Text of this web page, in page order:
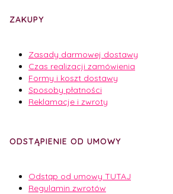
ZAKUPY
Zasady darmowej dostawy
Czas realizacji zamówienia
Formy i koszt dostawy
Sposoby płatności
Reklamacje i zwroty
ODSTĄPIENIE OD UMOWY
Odstąp od umowy TUTAJ
Regulamin zwrotów